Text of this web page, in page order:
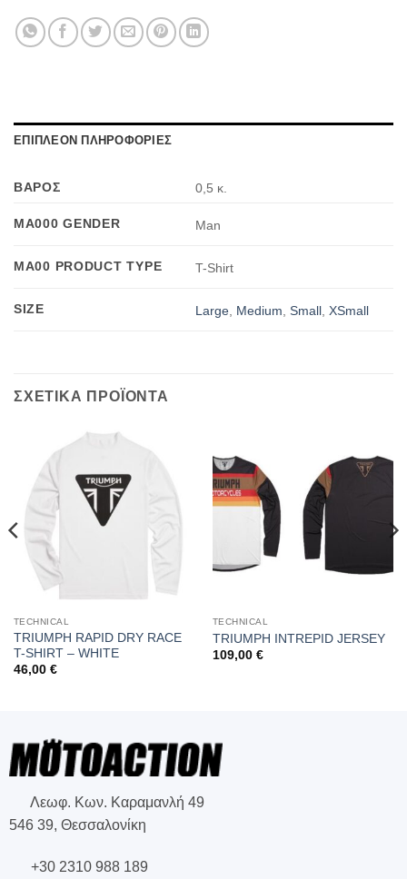
ΕΠΙΠΛΕΟΝ ΠΛΗΡΟΦΟΡΙΕΣ
ΒΑΡΟΣ 0,5 κ.
MA000 GENDER Man
MA00 PRODUCT TYPE T-Shirt
SIZE Large Medium ,Small ,XSmall
ΣΧΕΤΙΚΑ ΠΡΟΪΟΝΤΑ
TECHNICAL
TRIUMPH RAPID DRY RACE
T-SHIRT – WHITE
46,00 €
TECHNICAL
TRIUMPH INTREPID JERSEY
109,00 €
Λεωφ. Κων. Καραμανλή 49
546 39, Θεσσαλονίκη
+30 2310 988 189